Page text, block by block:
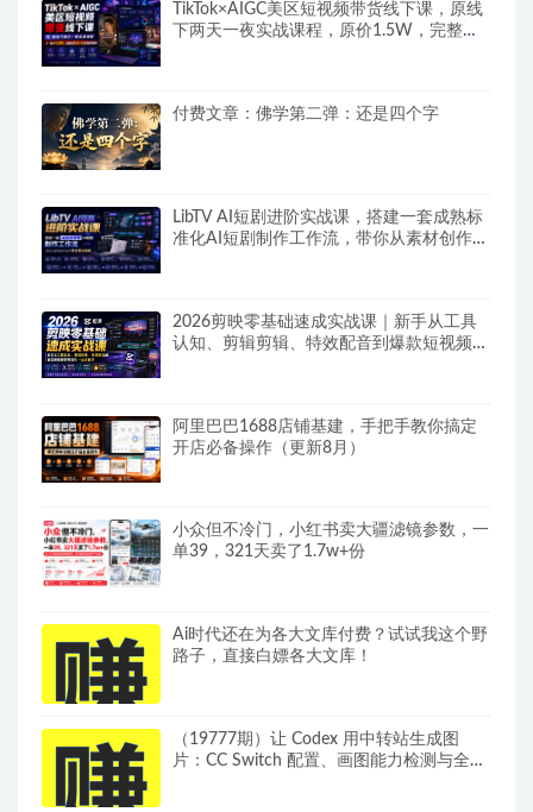
TikTok×AIGC美区短视频带货线下课，原线
下两天一夜实战课程，原价1.5W，完整收
付费文章：佛学第二弹：还是四个字
LibTV AI短剧进阶实战课，搭建一套成熟标
准化AI短剧制作工作流，带你从素材创作走
2026剪映零基础速成实战课｜新手从工具
认知、剪辑剪辑、特效配音到爆款短视频完
阿里巴巴1688店铺基建，手把手教你搞定
开店必备操作（更新8月）
小众但不冷门，小红书卖大疆滤镜参数，一
单39，321天卖了1.7w+份
Ai时代还在为各大文库付费？试试我这个野
路子，直接白嫖各大文库！
（19777期）让 Codex 用中转站生成图
片：CC Switch 配置、画图能力检测与全局